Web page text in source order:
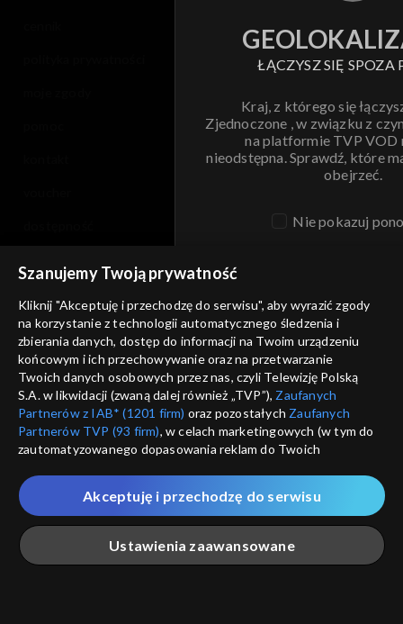
ŁĄCZYSZ SIĘ SPOZA
Kraj, z którego się
Zjednoczone , w związku z
na platformie TVP VOD
nieodstępna. Sprawdź, które
obejrzeć.
Nie pokazuj
Szanujemy Twoją prywatność
Kliknij "Akceptuję i przechodzę do serwisu", aby wyrazić zgody
na korzystanie z technologii automatycznego śledzenia i
zbierania danych, dostęp do informacji na Twoim urządzeniu
końcowym i ich przechowywanie oraz na przetwarzanie
Twoich danych osobowych przez nas, czyli Telewizję Polską
S.A. w likwidacji (zwaną dalej również „TVP”), Zaufanych
Partnerów z IAB* (1201 firm) oraz pozostałych Zaufanych
Partnerów TVP (93 firm), w celach marketingowych (w tym do
zautomatyzowanego dopasowania reklam do Twoich
które wskazujemy poniżej, a także zgody na udostępnianie
przez nas identyfikatora PPID do Google.
Twoje dane osobowe zbierane podczas odwiedzania przez
Ciebie naszych
poszczególnych serwisówzwanych dalej
„Portalem”, w tym informacje zapisywane za pomocą
Ustawienia zaawansowane
Akceptuję i przechodzę do serwisu